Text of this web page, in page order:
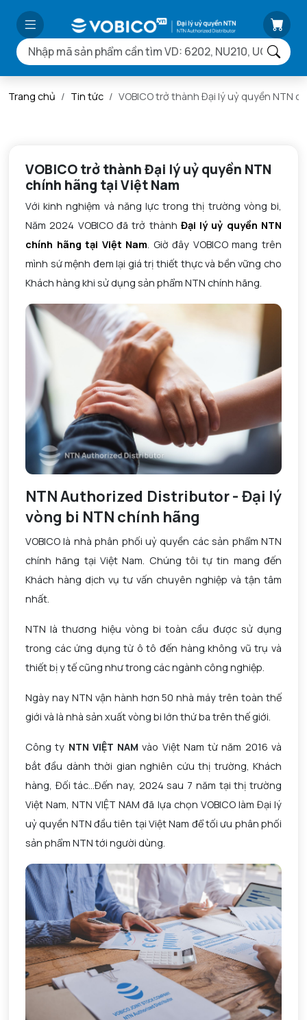
Trang chủ Tin tức VOBICO trở thành Đại lý uỷ quyền NTN
VOBICO trở thành Đại lý uỷ quyền NTN
chính hãng tại Việt Nam
Với kinh nghiệm và năng lực trong thị trường vòng bi,
Năm 2024 VOBICO đã trở thành Đại lý uỷ quyền NTN
chính hãng tại Việt Nam . Giờ đây VOBICO mang trên
mình sứ mệnh đem lại giá trị thiết thực và bền vững cho
Khách hàng khi sử dụng sản phẩm NTN chính hãng.
NTN Authorized Distributor - Đại lý
vòng bi NTN chính hãng
VOBICO là nhà phân phối uỷ quyền các sản phẩm NTN
chính hãng tại Việt Nam. Chúng tôi tự tin mang đến
Khách hàng dịch vụ tư vấn chuyên nghiệp và tận tâm
nhất.
NTN là thương hiệu vòng bi toàn cầu được sử dụng
trong các ứng dụng từ ô tô đến hàng không vũ trụ và
thiết bị y tế cũng như trong các ngành công nghiệp.
Ngày nay NTN vận hành hơn 50 nhà máy trên toàn thế
giới và là nhà sản xuất vòng bi lớn thứ ba trên thế giới.
Công ty NTN VIỆT NAM vào Việt Nam từ năm 2016 và
bắt đầu dành thời gian nghiên cứu thị trường, Khách
hàng, Đối tác...Đến nay, 2024 sau 7 năm tại thị trường
Việt Nam, NTN VIỆT NAM đã lựa chọn VOBICO làm Đại lý
uỷ quyền NTN đầu tiên tại Việt Nam để tối ưu phân phối
sản phẩm NTN tới người dùng.